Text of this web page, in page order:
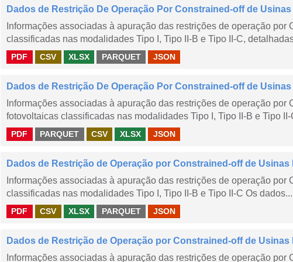
Dados de Restrição De Operação Por Constrained-off de
Informações associadas à apuração das restrições de operação
classificadas nas modalidades Tipo I, Tipo II-B e Tipo II-C,
PDF CSV XLSX PARQUET JSON
Dados de Restrição De Operação Por Constrained-off de
Informações associadas à apuração das restrições de operação por
fotovoltaicas classificadas nas modalidades Tipo I, Tipo II-B e Tipo
PDF PARQUET CSV XLSX JSON
Dados de Restrição de Operação por Constrained-off de Usinas
Informações associadas à apuração das restrições de operação
classificadas nas modalidades Tipo I, Tipo II-B e Tipo II-C Os dados...
PDF CSV XLSX PARQUET JSON
Dados de Restrição de Operação por Constrained-off de
Informações associadas à apuração das restrições de operação por